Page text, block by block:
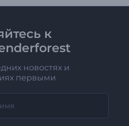
к
новостях и
первыми